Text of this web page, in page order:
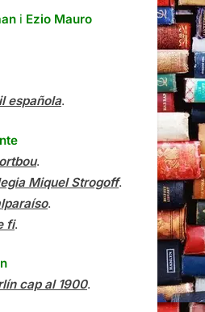
i Ezio Mauro
española.
.
Miquel Strogoff.
.
fi.
cap al 1900.